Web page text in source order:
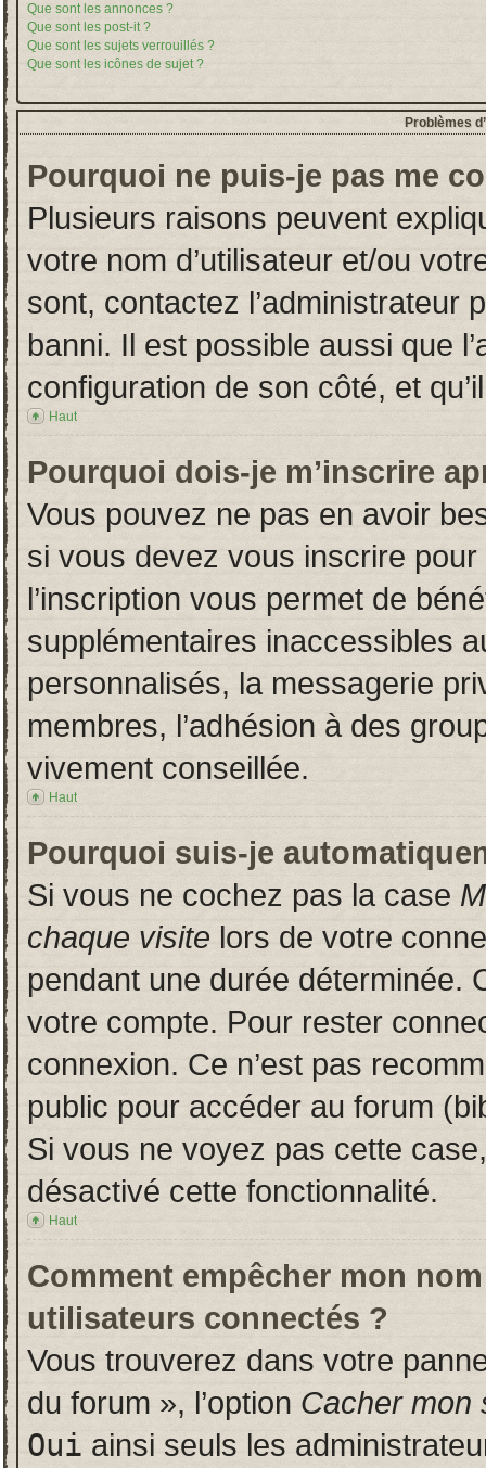
Que sont les annonces ?
Que sont les post-it ?
Que sont les sujets verrouillés ?
Que sont les icônes de sujet ?
Problèmes
Pourquoi ne puis-je pas me
Plusieurs raisons peuvent
votre nom d’utilisateur et/ou
sont, contactez l’administrateur
banni. Il est possible aussi que
configuration de son côté, et
Haut
Pourquoi dois-je m’inscrire
Vous pouvez ne pas en avoir
si vous devez vous inscrire
l’inscription vous permet de
supplémentaires inaccessibles
personnalisés, la messagerie
membres, l’adhésion à des
vivement conseillée.
Haut
Pourquoi suis-je
Si vous ne cochez pas la case
chaque visite lors de votre
pendant une durée déterminée.
votre compte. Pour rester
connexion. Ce n’est pas
public pour accéder au forum
Si vous ne voyez pas cette
désactivé cette fonctionnalité.
Haut
Comment empêcher mon
utilisateurs connectés ?
Vous trouverez dans votre
du forum », l’option Cacher mon
Oui ainsi seuls les